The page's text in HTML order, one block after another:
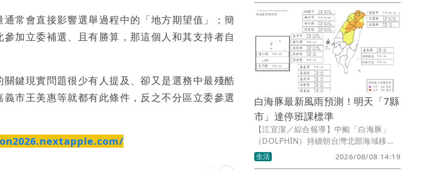
常會直接影響選舉過程中的「地方期望值」；簡
加立委補選、且有勝算，那這個人和其支持者自
鍵現實問題很少有人提及、卻又是選務中最殘酷
市王美惠等就都有此條件，反之不分區立委參選
時頻勸民間單位小心受騙、卻遭在野砲轟
是在擋疫苗，如今結局大反轉；真相大白
同時，美國在台協會（AIT）正好發布一
篇打擊詐騙文、巧合引發聯想，讓政治工
作者周軒直呼：「真的很會…」。
白海豚最新風雨預測！明天「7縣
市」達停班課標準
【江宜潔／綜合報導】中颱「白海豚」
（DOLPHIN）持續朝台灣北部海域移動
中，儘管雙眼牆結構導致前進過程南北擺
盪，不過大方向仍以西進登陸中國為主、
生活 2026/08/08 14:19